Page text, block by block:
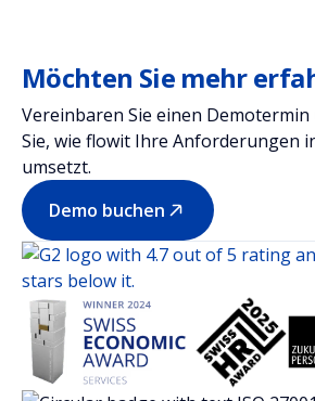
Möchten Sie mehr
Vereinbaren Sie einen Demotermin
Sie, wie flowit Ihre Anforderungen
umsetzt.
Demo buchen